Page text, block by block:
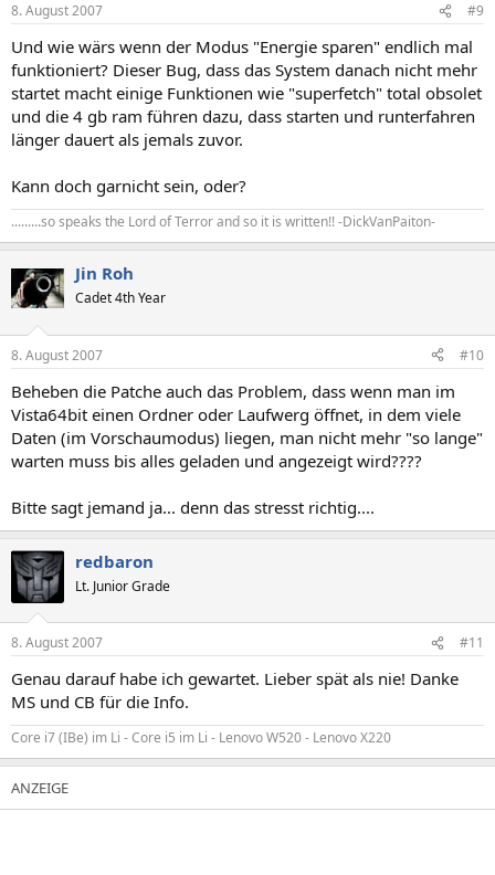
8. August 2007 #9
Und wie wärs wenn der Modus "Energie sparen" endlich mal
funktioniert? Dieser Bug, dass das System danach nicht mehr
startet macht einige Funktionen wie "superfetch" total obsolet
und die 4 gb ram führen dazu, dass starten und runterfahren
länger dauert als jemals zuvor.
Kann doch garnicht sein, oder?
.........so speaks the Lord of Terror and so it is written!! -DickVanPaiton-
Jin Roh
Cadet 4th Year
8. August 2007 #10
Beheben die Patche auch das Problem, dass wenn man im
Vista64bit einen Ordner oder Laufwerg öffnet, in dem viele
Daten (im Vorschaumodus) liegen, man nicht mehr "so lange"
warten muss bis alles geladen und angezeigt wird????
Bitte sagt jemand ja... denn das stresst richtig....
redbaron
Lt. Junior Grade
8. August 2007 #11
Genau darauf habe ich gewartet. Lieber spät als nie! Danke
MS und CB für die Info.
Core i7 (IBe) im Li - Core i5 im Li - Lenovo W520 - Lenovo X220